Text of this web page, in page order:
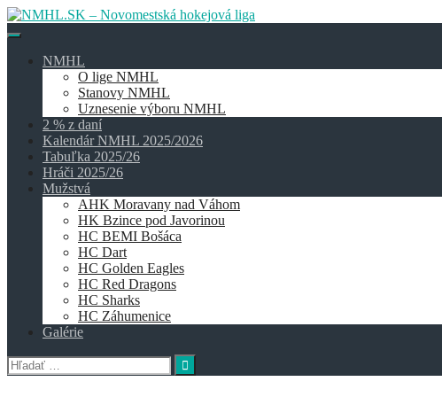
Skip
to
NMHL
O lige NMHL
Stanovy NMHL
Uznesenie výboru NMHL
2 % z daní
Kalendár NMHL 2025/2026
Tabuľka 2025/26
Hráči 2025/26
Mužstvá
AHK Moravany nad Váhom
HK Bzince pod Javorinou
HC BEMI Bošáca
HC Dart
HC Golden Eagles
HC Red Dragons
HC Sharks
HC Záhumenice
Galérie
Hľadať: